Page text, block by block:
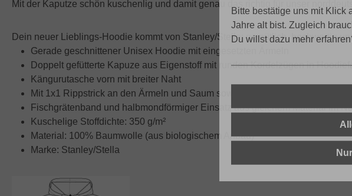
Mit der Kaputze schön kuschenlig und damit genau das richtig für unser
Dein neuer Lieblings-Hoodie kommt von Stanley/Stella: gemütlich, hochwertig
Gerade geschnittener Unisex Hoodie mit eingesetzten Ärmeln
Doppelt gefütterte Kapuze aus Eigenstoff mit runden Kordelzügen in
Kängurutasche vorn mit breiter Naht
Mit 1x1 Rippstrick an den Ärmeln und Saum sowie Doppelabsteppung an
Fischgrätenband und halbmondförmiger Einsatz aus gleichem Material im
Kuschelige Stoffdichte: 350 g/m²
Material: 100% Baumwolle (aus biologischem Anbau)
Marke: Stanley/Stella
Bitte bestätige uns mit Klick
Jahre alt bist. Zugleich
Du willst dazu mehr